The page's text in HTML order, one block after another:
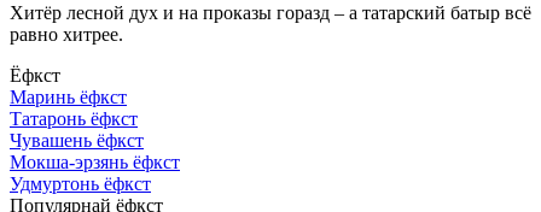
Хитёр лесной дух и на проказы горазд – а татарский батыр всё
равно хитрее.
Ёфкст
Маринь ёфкст
Татаронь ёфкст
Чувашень ёфкст
Мокша-эрзянь ёфкст
Удмуртонь ёфкст
Популярнай ёфкст